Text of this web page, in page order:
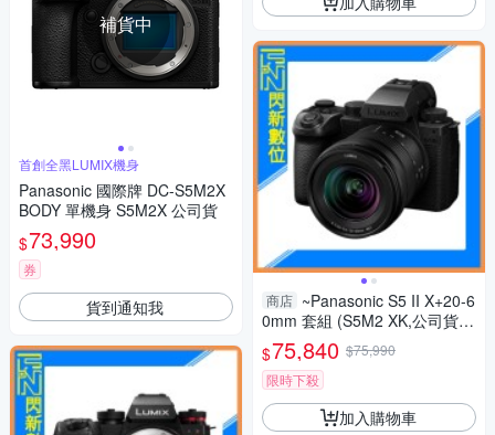
補貨中
首創全黑LUMIX機身
Panasonic 國際牌 DC-S5M2X
BODY 單機身 S5M2X 公司貨
$73,990
券
貨到通知我 商店 ~Panasonic S5 II X+20-6
0mm 套組 (S5M2 XK,公司貨)
S5IIXK
$75,840 $75,990
限時下殺
加入購物車